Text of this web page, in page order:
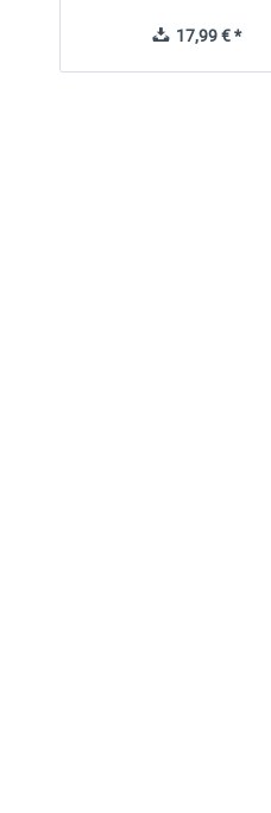
17,99 € *